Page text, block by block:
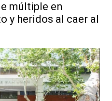
múltiple en
y heridos al caer al